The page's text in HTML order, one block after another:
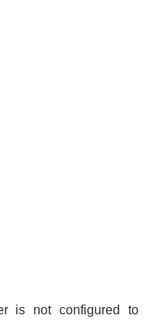
is not configured to